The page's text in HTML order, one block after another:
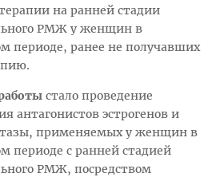
на ранней стадии
РМЖ у женщин в
периоде, ранее не получавших
стало проведение
антагонистов эстрогенов и
применяемых у женщин в
периоде с ранней стадией
РМЖ, посредством